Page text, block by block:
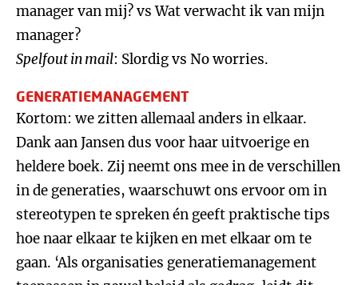
manager van mij? vs Wat verwacht ik van mijn
manager?
Spelfout in mail: Slordig vs No worries.
GENERATIEMANAGEMENT
Kortom: we zitten allemaal anders in elkaar.
Dank aan Jansen dus voor haar uitvoerige en
heldere boek. Zij neemt ons mee in de verschillen
in de generaties, waarschuwt ons ervoor om in
stereotypen te spreken én geeft praktische tips
hoe naar elkaar te kijken en met elkaar om te
gaan. ‘Als organisaties generatiemanagement